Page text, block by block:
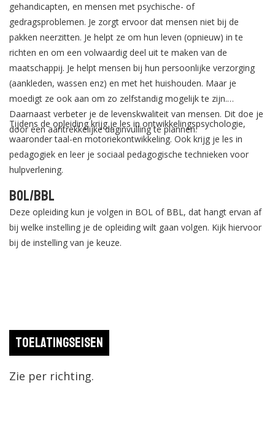
gehandicapten, en mensen met psychische- of
gedragsproblemen. Je zorgt ervoor dat mensen niet bij de
pakken neerzitten. Je helpt ze om hun leven (opnieuw) in te
richten en om een volwaardig deel uit te maken van de
maatschappij. Je helpt mensen bij hun persoonlijke verzorging
(aankleden, wassen enz) en met het huishouden. Maar je
moedigt ze ook aan om zo zelfstandig mogelijk te zijn.
Daarnaast verbeter je de levenskwaliteit van mensen. Dit doe je
door een aantrekkelijke daginvulling te plannen.
Tijdens de opleiding krijg je les in ontwikkelingspsychologie,
waaronder taal-en motoriekontwikkeling. Ook krijg je les in
pedagogiek en leer je sociaal pedagogische technieken voor
hulpverlening.
BOL/BBL
Deze opleiding kun je volgen in BOL of BBL, dat hangt ervan af
bij welke instelling je de opleiding wilt gaan volgen. Kijk hiervoor
bij de instelling van je keuze.
Toelatingseisen
Zie per richting.